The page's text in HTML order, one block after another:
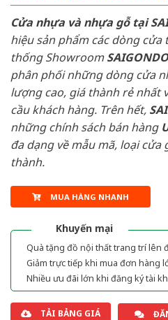
Cửa nhựa và nhựa gỗ tại
hiệu sản phẩm các dòng
thống Showroom
phân phối những dòng cửa
lượng cao, giá thành rẻ nhất
cầu khách hàng. Trên hết,
những chính sách bán hàng
đa dạng về mẫu mã, loại cửa
thành.
MUA HÀNG NHANH
Khuyến mại
Quà tặng đồ nội thất trang trí lên
Giảm trực tiếp khi mua đơn hàng
Nhiều ưu đãi lớn khi đăng ký tài
TẢI BẢNG GIÁ